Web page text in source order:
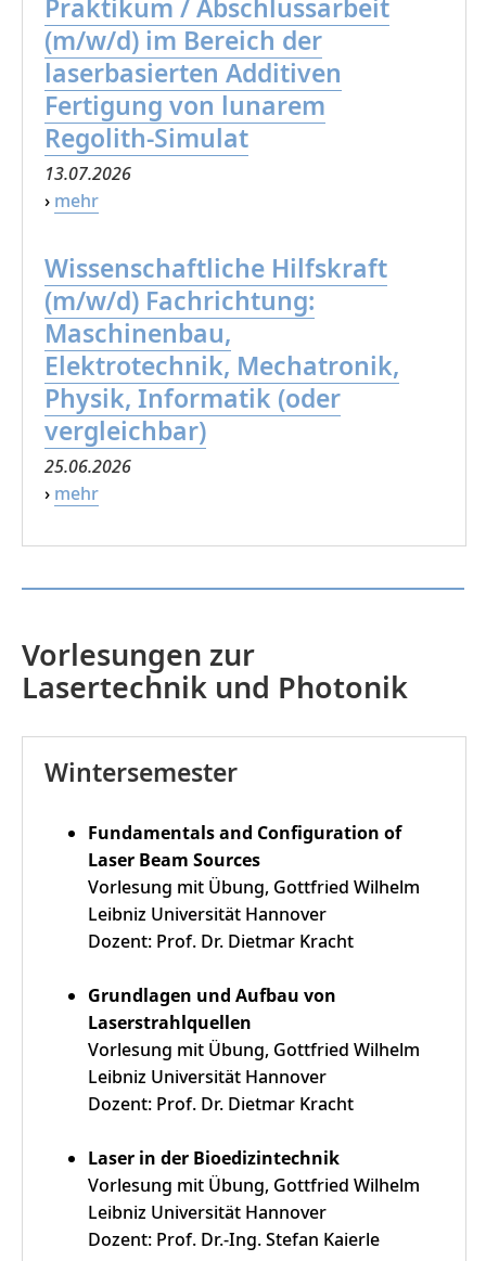
Praktikum / Abschlussarbeit
(m/w/d) im Bereich der
laserbasierten Additiven
Fertigung von lunarem
Regolith-Simulat
13.07.2026
› mehr
Wissenschaftliche Hilfskraft
(m/w/d) Fachrichtung:
Maschinenbau,
Elektrotechnik, Mechatronik,
Physik, Informatik (oder
vergleichbar)
25.06.2026
› mehr
Vorlesungen zur
Lasertechnik und Photonik
Wintersemester
Fundamentals and Configuration of
Laser Beam Sources
Vorlesung mit Übung, Gottfried Wilhelm
Leibniz Universität Hannover
Dozent: Prof. Dr. Dietmar Kracht
Grundlagen und Aufbau von
Laserstrahlquellen
Vorlesung mit Übung, Gottfried Wilhelm
Leibniz Universität Hannover
Dozent: Prof. Dr. Dietmar Kracht
Laser in der Bioedizintechnik
Vorlesung mit Übung, Gottfried Wilhelm
Leibniz Universität Hannover
Dozent: Prof. Dr.-Ing. Stefan Kaierle